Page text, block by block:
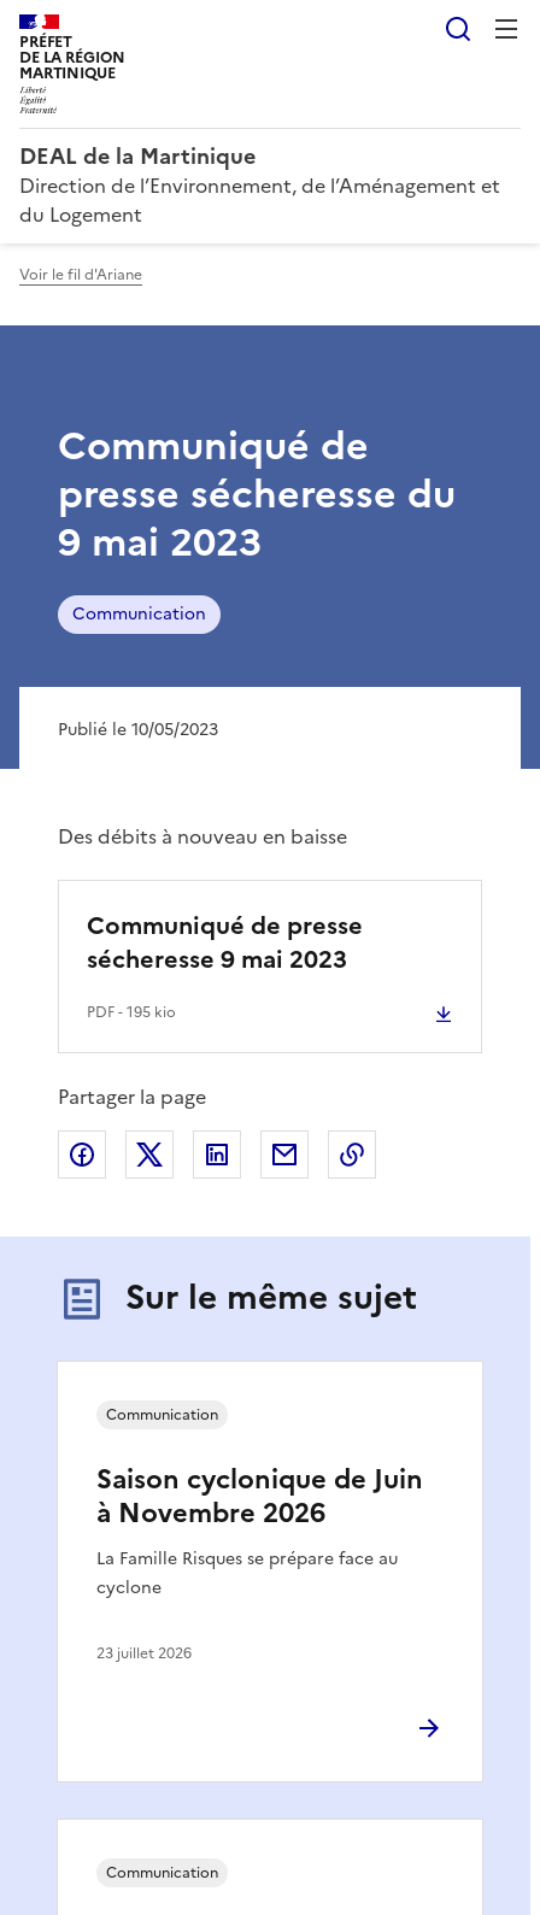
PRÉFET
DE LA RÉGION
MARTINIQUE
DEAL de la Martinique
Direction de l’Environnement, de l’Aménagement et
du Logement
Voir le fil d'Ariane
Communiqué de
presse sécheresse du
9 mai 2023
Communication
Publié le 10/05/2023
Des débits à nouveau en baisse
Communiqué de presse
sécheresse 9 mai 2023
PDF- 195 kio
Partager la page
Partager sur Facebook
Partager sur XPartager sur LinkedIn
Partager par email
Sur le même sujet
Saison cyclonique de Juin
à Novembre 2026
La Famille Risques se prépare face au
cyclone
Communication
23 juillet 2026
Communication